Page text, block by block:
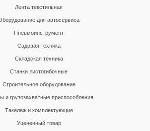
Лента текстильная
для автосервиса
Пневмоинструмент
Садовая техника
Складская техника
Станки листогибочные
Строительное оборудование
и грузозахватные приспособления
Такелаж и комплектующие
Уцененный товар